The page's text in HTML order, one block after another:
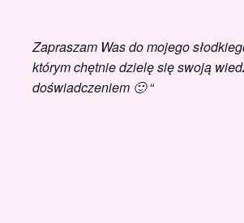
Zapraszam Was do mojego
którym chętnie dzielę się swoją
doświadczeniem 🙂 “